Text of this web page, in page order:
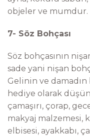
objeler ve mumdur.
7- Söz Bohçası
Söz bohçasının
sade yani nişan
Gelinin ve
hediye olarak
çamaşırı, çorap,
makyaj malzemesi,
elbisesi, ayakkabı,